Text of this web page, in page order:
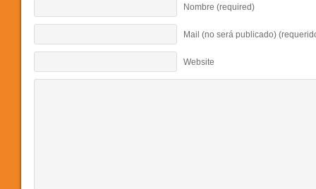
Nombre (required)
Mail (no será publicado)
Website